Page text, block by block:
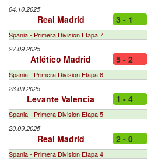
04.10.2025
Real Madrid 3 - 1
Spania - Primera Division Etapa 7
27.09.2025
Atlético Madrid 5 - 2
Spania - Primera Division Etapa 6
23.09.2025
Levante Valencia 1 - 4
Spania - Primera Division Etapa 5
20.09.2025
Real Madrid 2 - 0
Spania - Primera Division Etapa 4